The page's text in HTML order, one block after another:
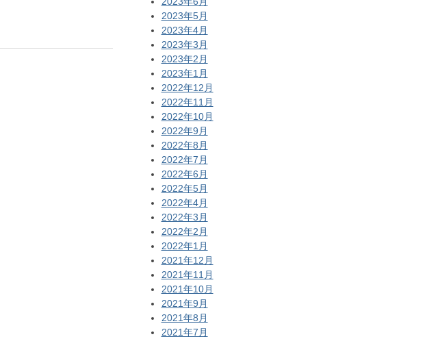
2023年5月
2023年4月
2023年3月
2023年2月
2023年1月
2022年12月
2022年11月
2022年10月
2022年9月
2022年8月
2022年7月
2022年6月
2022年5月
2022年4月
2022年3月
2022年2月
2022年1月
2021年12月
2021年11月
2021年10月
2021年9月
2021年8月
2021年7月